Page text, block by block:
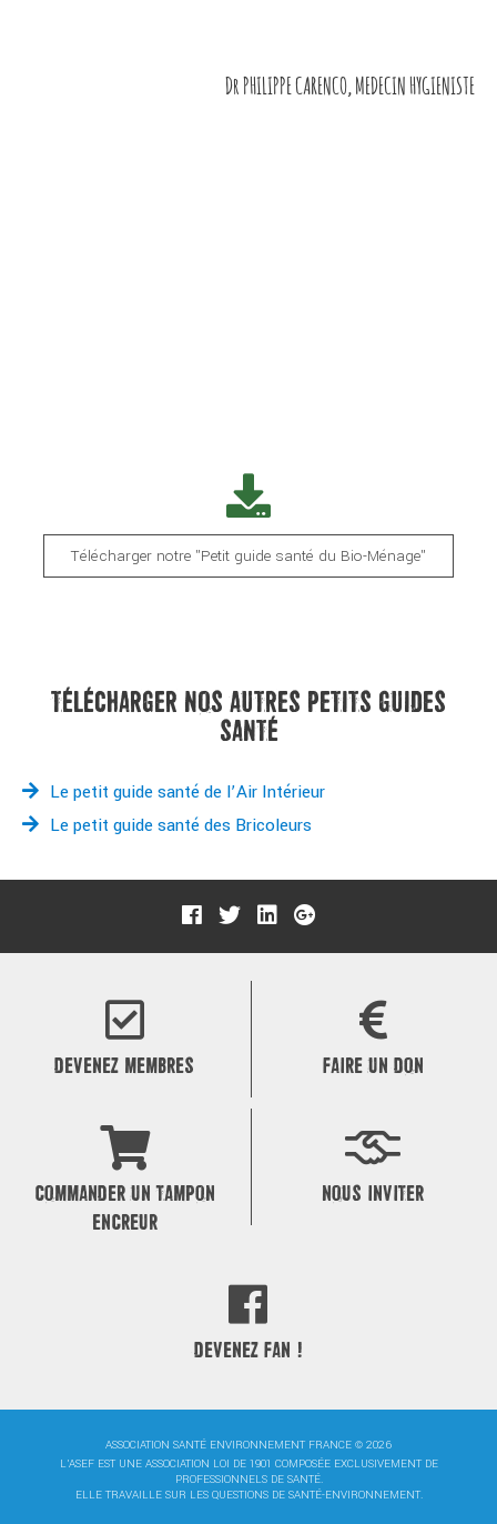
Dr PHILIPPE CARENCO, MEDECIN HYGIENISTE
Télécharger notre "Petit guide santé du Bio-Ménage"
TÉLÉCHARGER NOS AUTRES PETITS GUIDES
SANTÉ
Le petit guide santé de l’Air Intérieur
Le petit guide santé des Bricoleurs
DEVENEZ MEMBRES FAIRE UN DON
COMMANDER UN TAMPON
ENCREUR
NOUS INVITER
DEVENEZ FAN !
ASSOCIATION SANTÉ ENVIRONNEMENT FRANCE © 2026
L'ASEF EST UNE ASSOCIATION LOI DE 1901 COMPOSÉE EXCLUSIVEMENT DE
PROFESSIONNELS DE SANTÉ.
ELLE TRAVAILLE SUR LES QUESTIONS DE SANTÉ-ENVIRONNEMENT.